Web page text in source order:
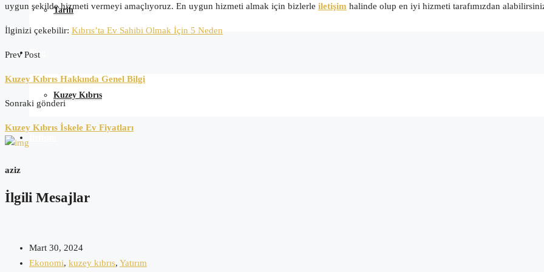
Tarih
Blog
Kuzey Kıbrıs
uygun şekilde hizmeti vermeyi amaçlıyoruz. En uygun hizmeti almak için bizlerle iletişim halinde olup en iyi hizmeti tarafımızdan
İlginizi çekebilir: Kıbrıs’ta Ev Sahibi Olmak İçin 5 Neden
Prev Post
Kuzey Kıbrıs Hakkında Genel Bilgi
Sonraki gönderi
Kuzey Kıbrıs İskele Ev Fiyatları
aziz
İlgili Mesajlar
Mart 30, 2024
Ekonomi, kuzey kıbrıs, Yatırım